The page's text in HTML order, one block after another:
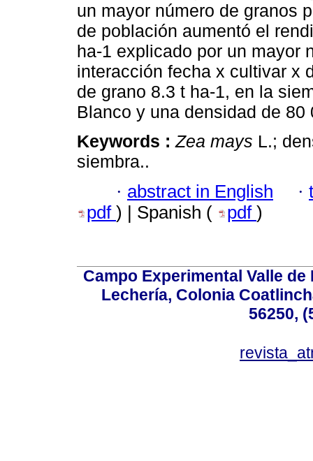
un mayor número de granos
de población aumentó el
ha-1 explicado por un mayor
interacción fecha x cultivar x
de grano 8.3 t ha-1, en la
Blanco y una densidad de 80
Keywords :Zea mays L.;
siembra..
· abstract in English ·
pdf ) | Spanish ( pdf )
Campo Experimental Valle
Lechería, Colonia
56250,